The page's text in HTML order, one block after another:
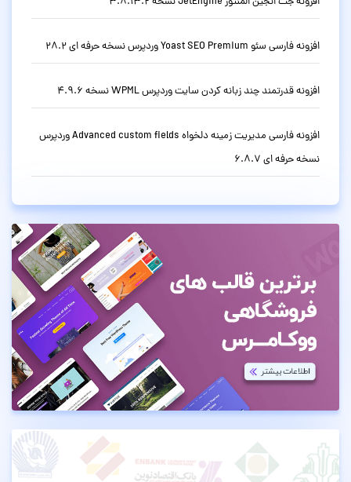
افزونه فارسی سئو Yoast SEO Premium وردپرس نسخه حرفه ای 28.2
افزونه قدرتمند چند زبانه کردن سایت وردپرس WPML نسخه 4.9.6
افزونه فارسی مدیریت زمینه دلخواه Advanced custom fields وردپرس
نسخه حرفه ای 6.8.7